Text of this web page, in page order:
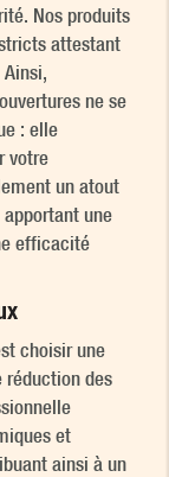
Nos produits
attestant
ne se
: elle
votre
un atout
une
efficacité
choisir une
réduction des
et
ainsi à un